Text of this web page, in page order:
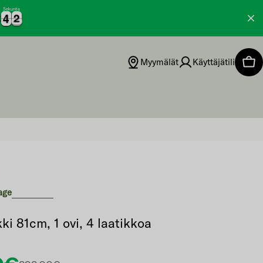
4
4
4
4 1
1
2
2
Sekuntia
Myymälät Käyttäjätili
81cm, 1 ovi, 4 laatikkoa